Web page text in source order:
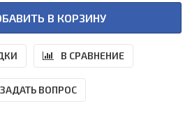
В КОРЗИНУ
В СРАВНЕНИЕ
ЗАДАТЬ ВОПРОС